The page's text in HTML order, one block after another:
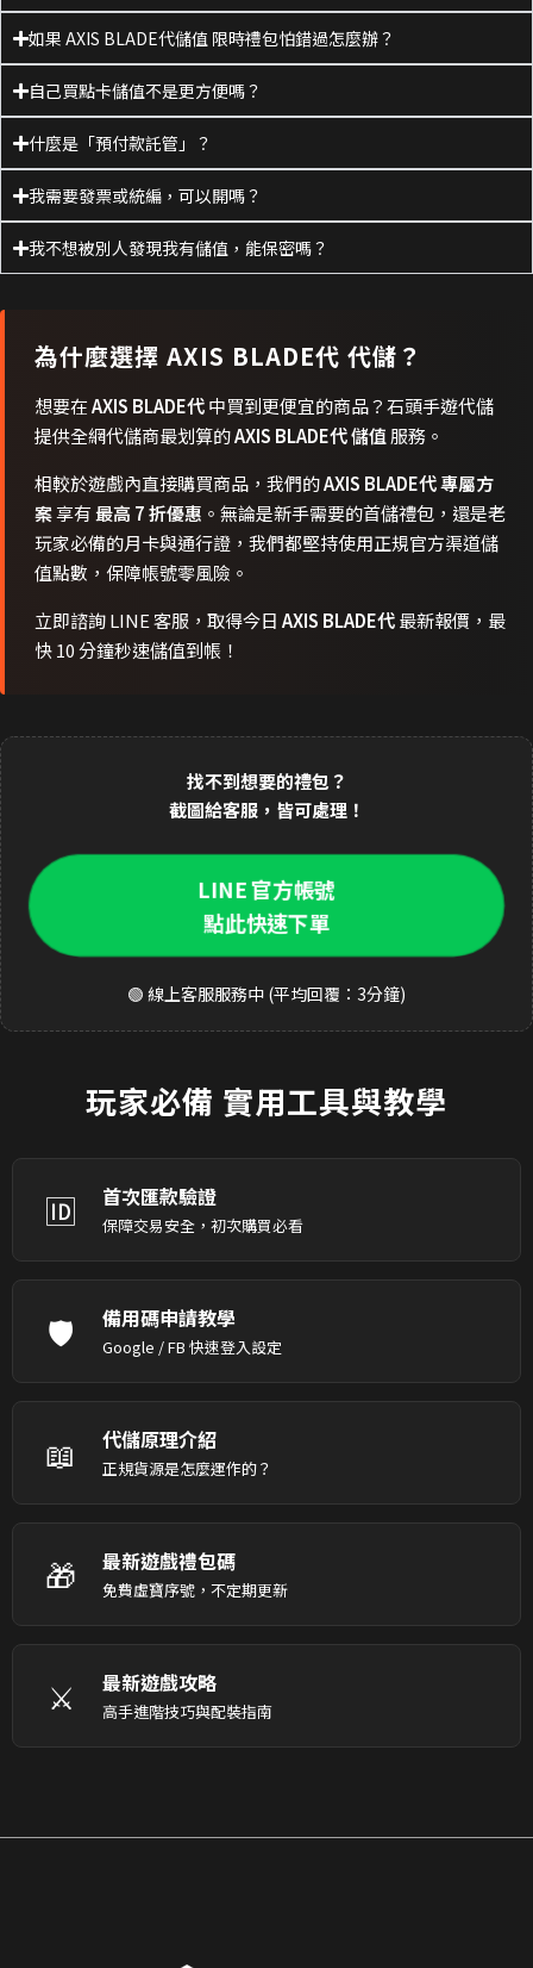
如果 AXIS BLADE代儲值 限時禮包怕錯過怎麼辦？
自己買點卡儲值不是更方便嗎？
什麼是「預付款託管」？
我需要發票或統編，可以開嗎？
我不想被別人發現我有儲值，能保密嗎？
為什麼選擇 AXIS BLADE代 代儲？
想要在AXIS BLADE代中買到更便宜的商品？石頭手遊代儲
提供全網代儲商最划算的AXIS BLADE代 儲值服務。
相較於遊戲內直接購買商品，我們的AXIS BLADE代 專屬方
案享有最高 7 折優惠 。無論是新手需要的首儲禮包，還是老
玩家必備的月卡與通行證，我們都堅持使用正規官方渠道儲
值點數，保障帳號零風險。
立即諮詢 LINE 客服，取得今日 AXIS BLADE代最新報價，最
快 10 分鐘秒速儲值到帳！
找不到想要的禮包？
截圖給客服，皆可處理！
LINE 官方帳號
點此快速下單
🟢 線上客服服務中 (平均回覆：3分鐘)
玩家必備 實用工具與教學
🆔 首次匯款驗證
保障交易安全，初次購買必看
🛡️ 備用碼申請教學
Google / FB 快速登入設定
📖 代儲原理介紹
正規貨源是怎麼運作的？
🎁 最新遊戲禮包碼
免費虛寶序號，不定期更新
⚔️ 最新遊戲攻略
高手進階技巧與配裝指南